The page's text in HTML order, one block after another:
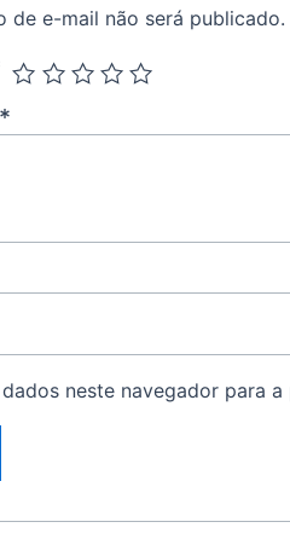
de e-mail não será publicado.
*
neste navegador para